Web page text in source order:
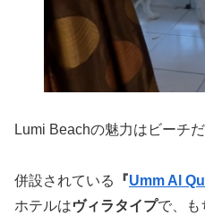
Lumi Beachの魅力はビーチ
併設されている 『Umm Al
ホテルはヴィラタイプで、も